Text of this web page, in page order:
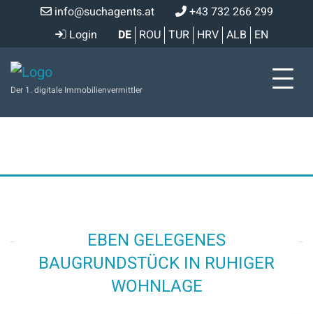
info@suchagents.at
+43 732 266 299
Login
DE ROU TUR HRV ALB EN
Der 1. digitale Immobilienvermittler
EBEN GELEGENES
BAUGRUNDSTÜCK IN RUHIGER
WOHNLAGE